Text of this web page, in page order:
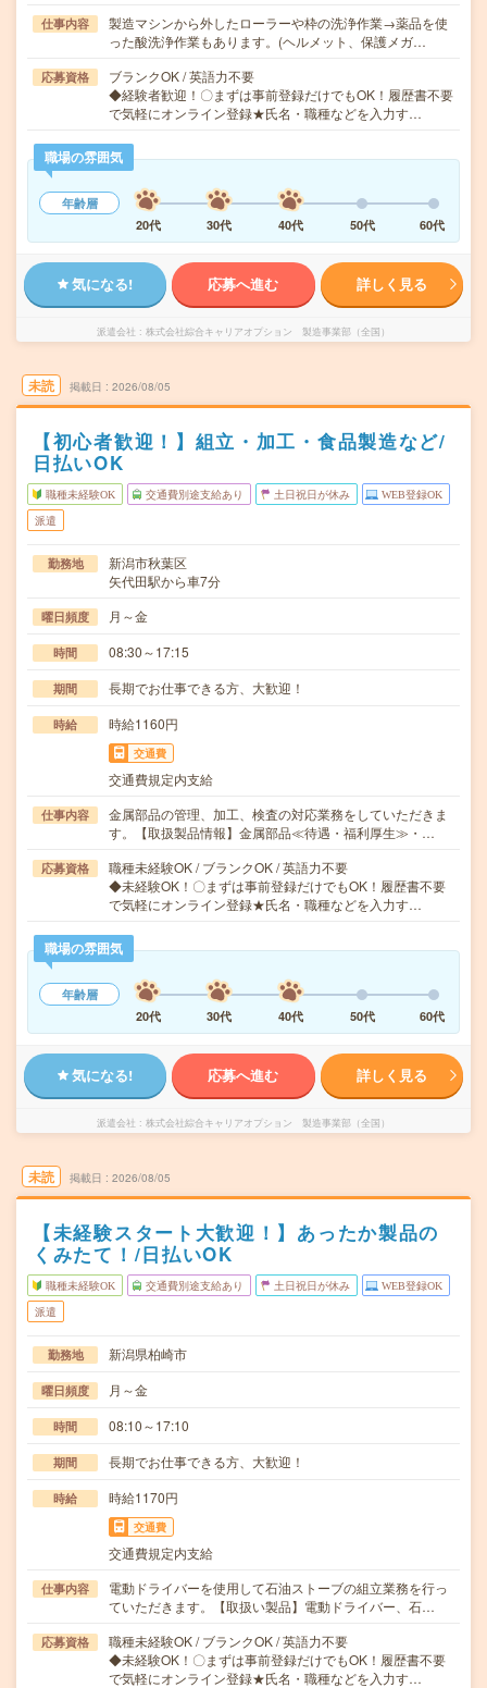
仕事内容
製造マシンから外したローラーや枠の洗浄作業→薬品を使
った酸洗浄作業もあります。(ヘルメット、保護メガ…
応募資格
ブランクOK / 英語力不要
◆経験者歓迎！〇まずは事前登録だけでもOK！履歴書不要
で気軽にオンライン登録★氏名・職種などを入力す…
職場の雰囲気
年齢層
20代
30代 40代 50代 60代
気になる! 応募へ進む 詳しく見る
派遣会社 株式会社綜合キャリアオプション 製造事業部（全国）
未読 掲載日 2026/08/05
【初心者歓迎！】組立・加工・食品製造など/
日払いOK
職種未経験OK 交通費別途支給あり 土日祝日が休み WEB登録OK
派遣
勤務地
新潟市秋葉区
矢代田駅から車7分
曜日頻度 月～金
時間 08:30～17:15
期間 長期でお仕事できる方、大歓迎！
時給 時給1160円
交通費
交通費規定内支給
仕事内容
金属部品の管理、加工、検査の対応業務をしていただきま
す。【取扱製品情報】金属部品≪待遇・福利厚生≫・…
応募資格
職種未経験OK / ブランクOK / 英語力不要
◆未経験OK！〇まずは事前登録だけでもOK！履歴書不要
で気軽にオンライン登録★氏名・職種などを入力す…
職場の雰囲気
年齢層
20代
30代 40代 50代 60代
気になる! 応募へ進む 詳しく見る
派遣会社 株式会社綜合キャリアオプション 製造事業部（全国）
未読 掲載日 2026/08/05
【未経験スタート大歓迎！】あったか製品の
くみたて！/日払いOK
職種未経験OK 交通費別途支給あり 土日祝日が休み WEB登録OK
派遣
勤務地 新潟県柏崎市
曜日頻度 月～金
時間 08:10～17:10
期間 長期でお仕事できる方、大歓迎！
時給 時給1170円
交通費
交通費規定内支給
仕事内容
電動ドライバーを使用して石油ストーブの組立業務を行っ
ていただきます。【取扱い製品】電動ドライバー、石…
応募資格
職種未経験OK / ブランクOK / 英語力不要
◆未経験OK！〇まずは事前登録だけでもOK！履歴書不要
で気軽にオンライン登録★氏名・職種などを入力す…